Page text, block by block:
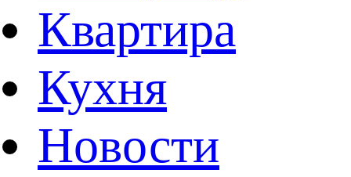
Квартира
Кухня
Новости